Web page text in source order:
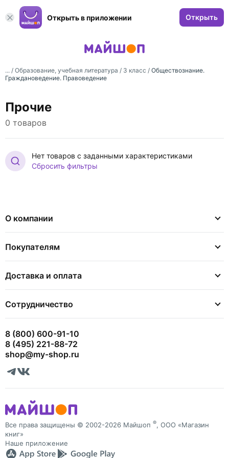
Открыть в приложении Открыть
... / Образование, учебная литература / 3 класс / Обществознание.
Граждановедение. Правоведение
Прочие
0 товаров
Нет товаров с заданными характеристиками
Сбросить фильтры
О компании
Покупателям
Доставка и оплата
Сотрудничество
8 (800) 600-91-10
8 (495) 221-88-72
shop@my-shop.ru
Все права защищены © 2002-2026 Майшоп ®, ООО «Магазин
книг»
Наше приложение